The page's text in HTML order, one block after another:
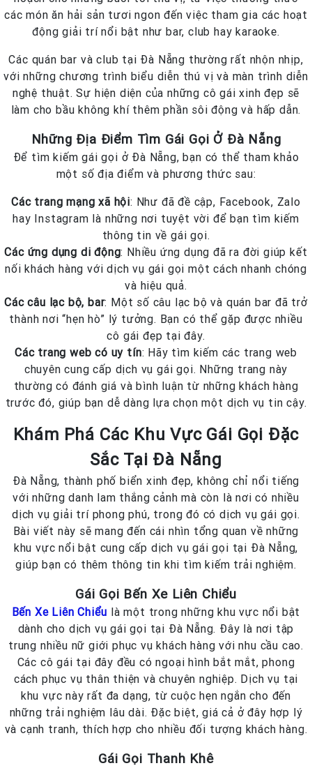
các món ăn hải sản tươi ngon đến việc tham gia các hoạt
động giải trí nổi bật như bar, club hay karaoke.
Các quán bar và club tại Đà Nẵng thường rất nhộn nhịp,
với những chương trình biểu diễn thú vị và màn trình diễn
nghệ thuật. Sự hiện diện của những cô gái xinh đẹp sẽ
làm cho bầu không khí thêm phần sôi động và hấp dẫn.
Những Địa Điểm Tìm Gái Gọi Ở Đà Nẵng
Để tìm kiếm gái gọi ở Đà Nẵng, bạn có thể tham khảo
một số địa điểm và phương thức sau:
Các trang mạng xã hội: Như đã đề cập, Facebook, Zalo
hay Instagram là những nơi tuyệt vời để bạn tìm kiếm
thông tin về gái gọi.
Các ứng dụng di động: Nhiều ứng dụng đã ra đời giúp kết
nối khách hàng với dịch vụ gái gọi một cách nhanh chóng
và hiệu quả.
Các câu lạc bộ, bar: Một số câu lạc bộ và quán bar đã trở
thành nơi “hẹn hò” lý tưởng. Bạn có thể gặp được nhiều
cô gái đẹp tại đây.
Các trang web có uy tín: Hãy tìm kiếm các trang web
chuyên cung cấp dịch vụ gái gọi. Những trang này
thường có đánh giá và bình luận từ những khách hàng
trước đó, giúp bạn dễ dàng lựa chọn một dịch vụ tin cậy.
Khám Phá Các Khu Vực Gái Gọi Đặc
Sắc Tại Đà Nẵng
Đà Nẵng, thành phố biển xinh đẹp, không chỉ nổi tiếng
với những danh lam thắng cảnh mà còn là nơi có nhiều
dịch vụ giải trí phong phú, trong đó có dịch vụ gái gọi.
Bài viết này sẽ mang đến cái nhìn tổng quan về những
khu vực nổi bật cung cấp dịch vụ gái gọi tại Đà Nẵng,
giúp bạn có thêm thông tin khi tìm kiếm trải nghiệm.
Gái Gọi Bến Xe Liên Chiểu
Bến Xe Liên Chiểu là một trong những khu vực nổi bật
dành cho dịch vụ gái gọi tại Đà Nẵng. Đây là nơi tập
trung nhiều nữ giới phục vụ khách hàng với nhu cầu cao.
Các cô gái tại đây đều có ngoại hình bắt mắt, phong
cách phục vụ thân thiện và chuyên nghiệp. Dịch vụ tại
khu vực này rất đa dạng, từ cuộc hẹn ngắn cho đến
những trải nghiệm lâu dài. Đặc biệt, giá cả ở đây hợp lý
và cạnh tranh, thích hợp cho nhiều đối tượng khách hàng.
Gái Gọi Thanh Khê